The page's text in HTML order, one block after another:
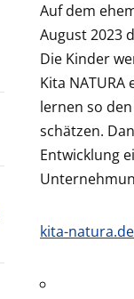
Auf dem
August 2023
Die Kinder
Kita
lernen so
schätzen.
Entwicklung
kita-